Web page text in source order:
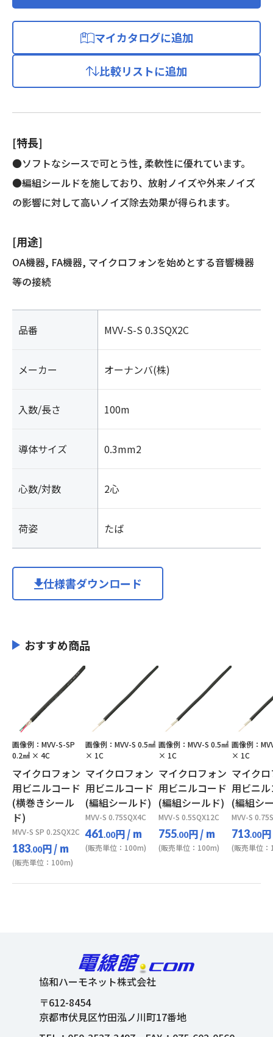
マイカタログに追加
比較リストに追加
[特長]
●ソフトなシースで可とう性, 柔軟性に優れています。
●編組シールドを施しており、放射ノイズや外来ノイズ
の影響に対して高いノイズ除去効果が得られます。
[用途]
OA機器, FA機器, マイクロフォンを始めとする音響機器
等の接続
品番 MVV-S-S 0.3SQX2C
メーカー オーナンバ(株)
入数/長さ 100m
導体サイズ 0.3mm2
心数/対数 2心
荷姿 たば
仕様書ダウンロード
おすすめ商品
画像例：MVV-S-SP
0.2㎟ × 4C
マイクロフォン
用ビニルコード
(横巻きシール
ド)
MVV-S SP 0.2SQX2C
183.00円/ m
(販売単位：100m)
画像例：MVV-S 0.5㎟
× 1C
マイクロフォン
用ビニルコード
(編組シールド)
MVV-S 0.75SQX4C
461.00円/ m
(販売単位：100m)
画像例：MVV-S 0.5㎟
× 1C
マイクロフォン
用ビニルコード
(編組シールド)
MVV-S 0.5SQX12C
755.00円/ m
(販売単位：100m)
画像例：
× 1C
マイク
用ビニ
(編組シ
MVV-S
713.00円
(販売単位
協和ハーモネット株式会社
〒612-8454
京都市伏見区竹田泓ノ川町17番地